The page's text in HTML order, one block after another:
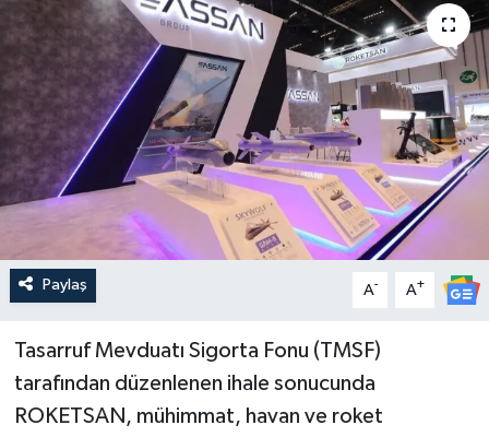
Paylaş A- A+
Tasarruf Mevduatı Sigorta Fonu (TMSF)
tarafından düzenlenen ihale sonucunda
ROKETSAN, mühimmat, havan ve roket